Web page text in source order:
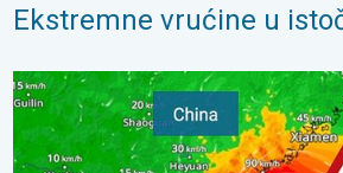
Ekstremne vrućine u
Upozorenje na tajfun za Kinu. Do 500